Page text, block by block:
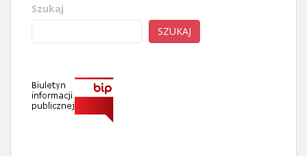
Szukaj
SZUKAJ